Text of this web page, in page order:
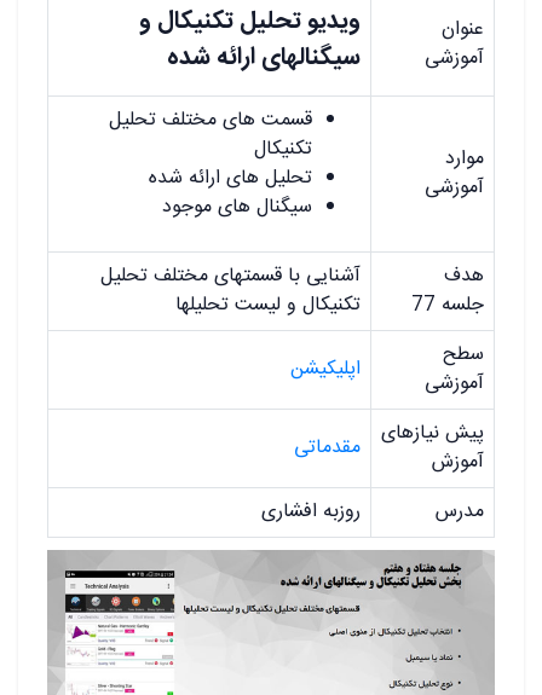
عنوان
آموزشی
ویدیو تحلیل تکنیکال و
سیگنالهای ارائه شده
موارد
آموزشی
قسمت های مختلف تحلیل
تکنیکال
تحلیل های ارائه شده
سیگنال های موجود
هدف
جلسه 77
آشنایی با قسمتهای مختلف تحلیل
تکنیکال و لیست تحلیلها
سطح
آموزشی
اپلیکیشن
پیش نیازهای
آموزش
مقدماتی
مدرس
روزبه افشاری